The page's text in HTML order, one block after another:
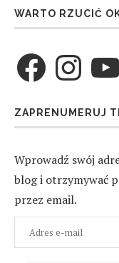
WARTO RZUCIĆ
FacebookInstagram
ZAPRENUMERUJ
Wprowadź swój
blog i otrzymywać
przez email.
Adres